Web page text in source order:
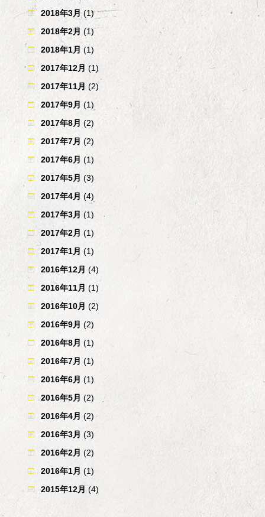
2018年3月(1)
2018年2月 (1)
2018年1月 (1)
2017年12月 (1)
2017年11月 (2)
2017年9月 (1)
2017年8月 (2)
2017年7月 (2)
2017年6月 (1)
2017年5月 (3)
2017年4月 (4)
2017年3月 (1)
2017年2月 (1)
2017年1月 (1)
2016年12月 (4)
2016年11月 (1)
2016年10月 (2)
2016年9月 (2)
2016年8月 (1)
2016年7月 (1)
2016年6月 (1)
2016年5月 (2)
2016年4月 (2)
2016年3月 (3)
2016年2月 (2)
2016年1月 (1)
2015年12月 (4)